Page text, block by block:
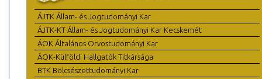
ÁJTK Állam- és Jogtudományi Kar
ÁJTK-KT Állam- és Jogtudományi Kar Kecskemét
ÁOK Általános Orvostudományi Kar
ÁOK-Külföldi Hallgatók Titkársága
BTK Bölcsészettudományi Kar